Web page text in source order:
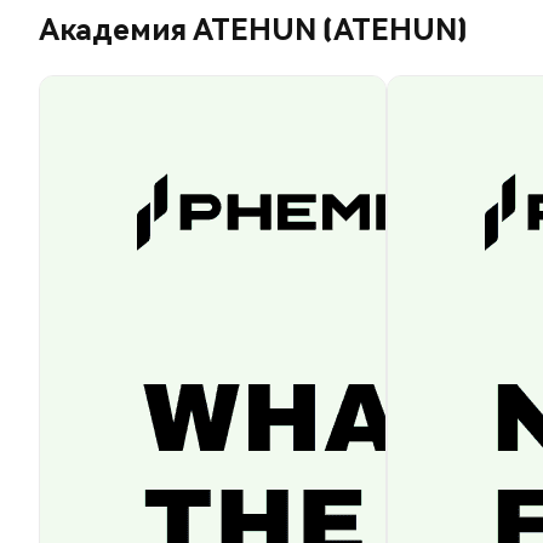
Академия ATEHUN (ATEHUN)